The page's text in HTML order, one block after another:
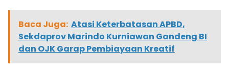
Baca Juga: Atasi Keterbatasan APBD,
Sekdaprov Marindo Kurniawan Gandeng BI
dan OJK Garap Pembiayaan Kreatif